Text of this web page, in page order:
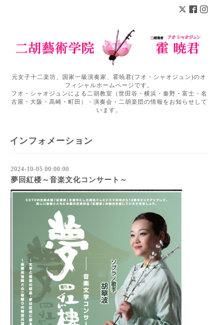
元女子十二楽坊、国家一級演奏家、霍暁君(フオ・シャオジュン)のオ
フィシャルホームページです。
フオ・シャオジュンによる二胡教室（世田谷・横浜・秦野・富士・名
古屋・大阪・高崎・町田）・演奏会・二胡楽団の情報をお知らせして
います。
インフォメーション
2024-10-05 00:00:00
夢回紅楼～音楽文化コンサート～